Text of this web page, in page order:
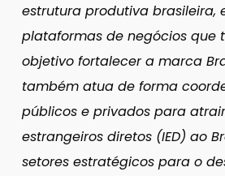
estrutura produtiva brasileira,
plataformas de negócios que
objetivo fortalecer a marca
também atua de forma
públicos e privados para
estrangeiros diretos (IED) ao
setores estratégicos para o